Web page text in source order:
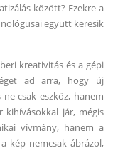
között? Ezekre a
együtt keresik
kreativitás és a gépi
ad arra, hogy új
csak eszköz, hanem
kihívásokkal jár, mégis
vívmány, hanem a
kép nemcsak ábrázol,